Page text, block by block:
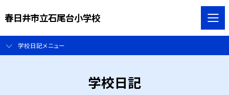
春日井市立石尾台小学校
学校日記メニュー
学校日記